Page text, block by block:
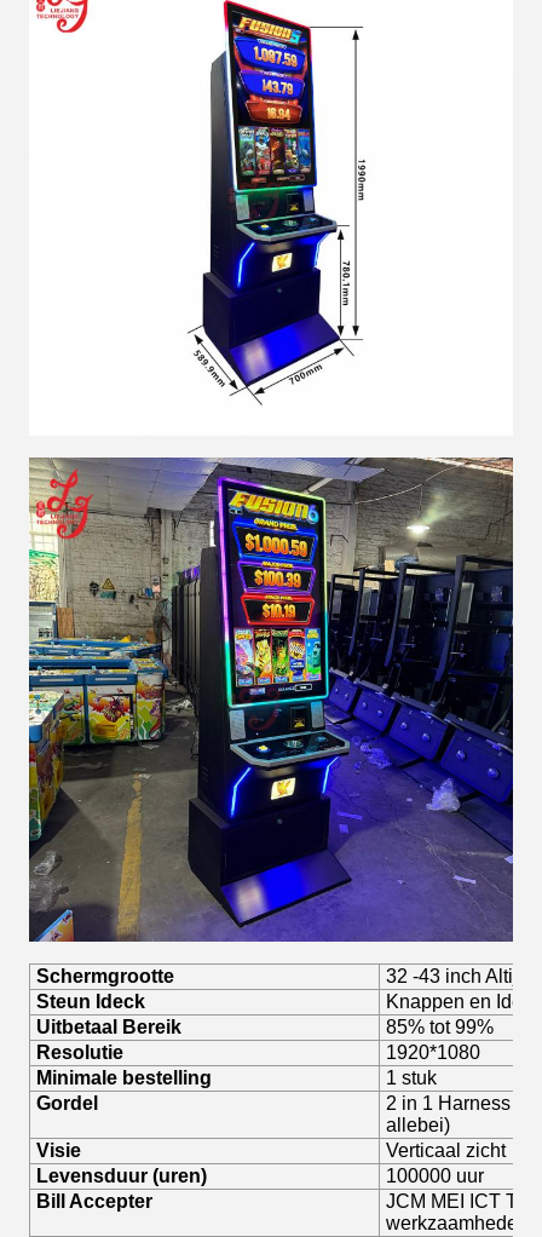
Schermgrootte
32 -43 inch Altijd,
Steun Ideck
Knappen en
Uitbetaal Bereik
85% tot 99%
Resolutie
1920*1080
Minimale bestelling
1 stuk
Gordel
2 in 1 Harness
allebei)
Visie
Verticaal zicht
Levensduur (uren)
100000 uur
Bill Accepter
JCM MEI ICT
werkzaamheden